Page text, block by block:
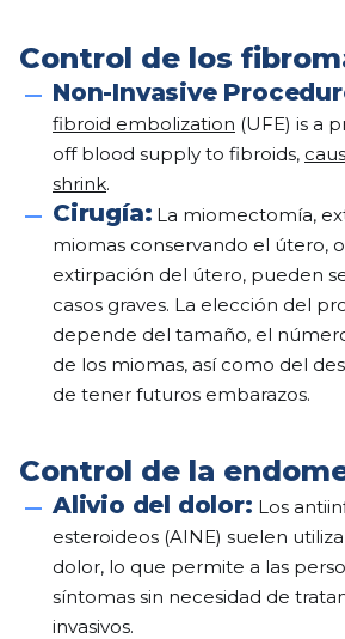
Control de los
Non-Invasive
fibroid embolization (UFE) is a
off blood supply to fibroids,
shrink.
Cirugía: La miomectomía,
miomas conservando el útero,
extirpación del útero, pueden
casos graves. La elección del
depende del tamaño, el
de los miomas, así como del
de tener futuros embarazos.
Control de la
Alivio del dolor: Los
esteroideos (AINE) suelen
dolor, lo que permite a las
síntomas sin necesidad de
invasivos.